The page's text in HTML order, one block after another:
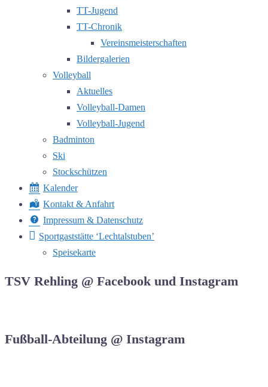
TT-Jugend
TT-Chronik
Vereinsmeisterschaften
Bildergalerien
Volleyball
Aktuelles
Volleyball-Damen
Volleyball-Jugend
Badminton
Ski
Stockschützen
Kalender
Kontakt & Anfahrt
Impressum & Datenschutz
Sportgaststätte ‘Lechtalstuben’
Speisekarte
TSV Rehling @ Facebook und Instagram
Fußball-Abteilung @ Instagram